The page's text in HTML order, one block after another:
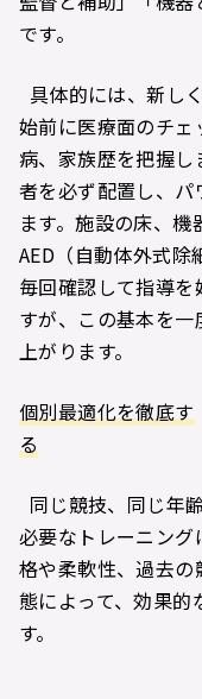
で
具体的には、新し
始前に医療面のチ
病、家族歴を把握し
者を必ず配置し、
ます。施設の床、機
AED（自動体外式除
毎回確認して指導
すが、この基本を
上がります。
個別最適化を徹底す
る
同じ競技、同じ年
必要なトレーニン
格や柔軟性、過去
態によって、効果的